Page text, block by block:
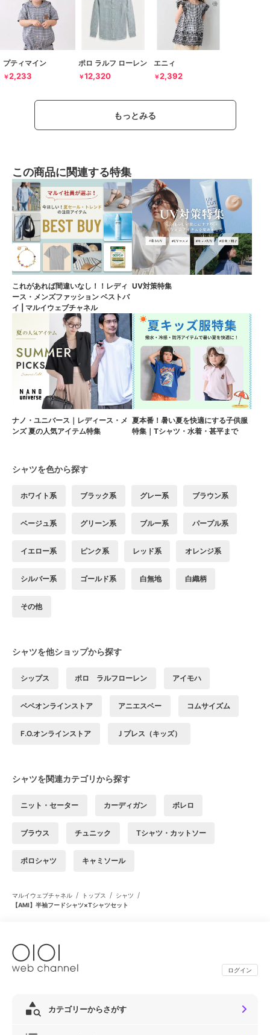
プティマイン
￥2,233
ポロ ラルフ ローレン
￥12,320
エニィ
￥2,392
もっとみる
この商品に関連する特集
これがあれば間違いなし！！レディ
ース・メンズファッション ベストバ
イ | マルイウェブチャネル
UV対策特集
ナノ・ユニバース｜レディース・メ
ンズ 夏の人気アイテム特集
夏本番！暑い夏を快適にする子供服
特集｜Tシャツ・水着・甚平まで
シャツを色から探す
ホワイト系 ブラック系 グレー系 ブラウン系
ベージュ系 グリーン系 ブルー系 パープル系
イエロー系 ピンク系 レッド系 オレンジ系
シルバー系 ゴールド系 白無地 白織柄
その他
シャツを他ショップから探す
シップス ポロ ラルフローレン アイモハ
ベベオンラインストア アニエスベー コムサイズム
F.O.オンラインストア Ｊプレス（キッズ）
シャツを関連カテゴリから探す
ニット・セーター カーディガン ボレロ
ブラウス チュニック Tシャツ・カットソー
ポロシャツ キャミソール
マルイウェブチャネル / トップス / シャツ /
【AMI】半袖フードシャツ×Tシャツセット
ログイン
カテゴリーからさがす